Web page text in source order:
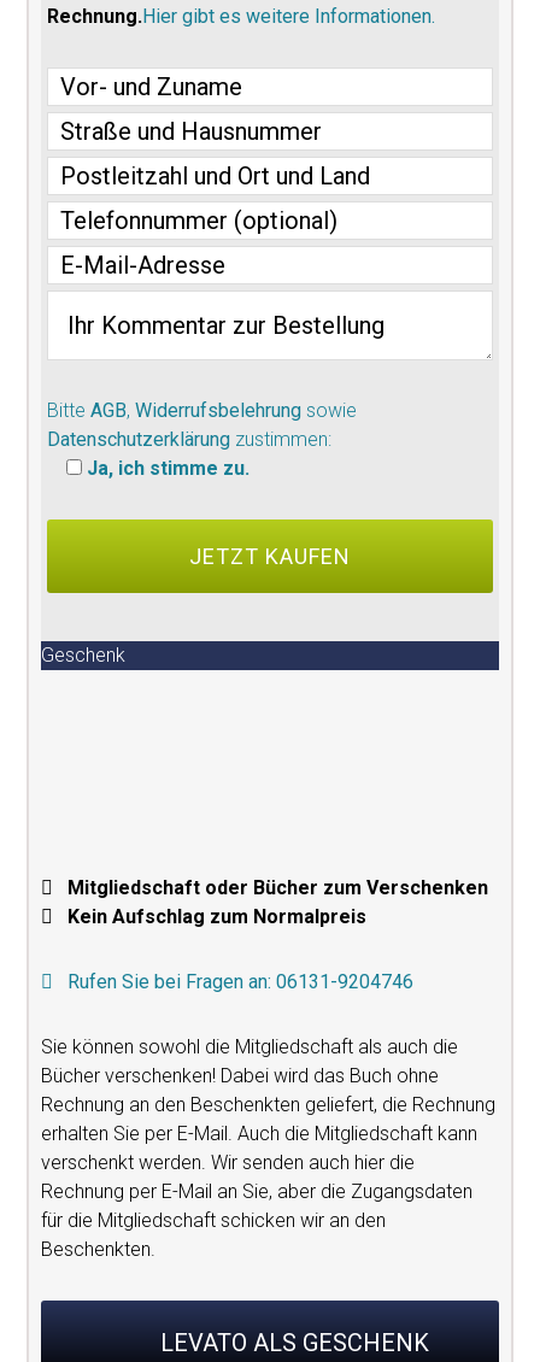
Rechnung.Hier gibt es weitere Informationen.
BitteAGB,Widerrufsbelehrung sowie
Datenschutzerklärung zustimmen:
Ja, ich stimme zu.
Geschenk
Mitgliedschaft oder Bücher zum Verschenken
Kein Aufschlag zum Normalpreis
Rufen Sie bei Fragen an: 06131-9204746
Sie können sowohl die Mitgliedschaft als auch die
Bücher verschenken! Dabei wird das Buch ohne
Rechnung an den Beschenkten geliefert, die Rechnung
erhalten Sie per E-Mail. Auch die Mitgliedschaft kann
verschenkt werden. Wir senden auch hier die
Rechnung per E-Mail an Sie, aber die Zugangsdaten
für die Mitgliedschaft schicken wir an den
Beschenkten.
LEVATO ALS GESCHENK